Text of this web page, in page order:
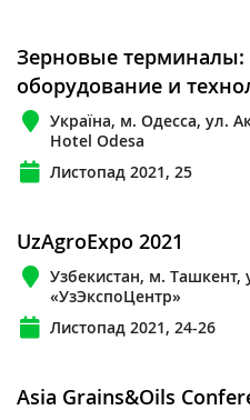
Зерновые
оборудование и
Україна, м. Одесса, ул.
Hotel Odesa
Листопад 2021, 25
UzAgroExpo 2021
Узбекистан, м.
«УзЭкспоЦентр»
Листопад 2021, 24-26
Asia Grains&Oils